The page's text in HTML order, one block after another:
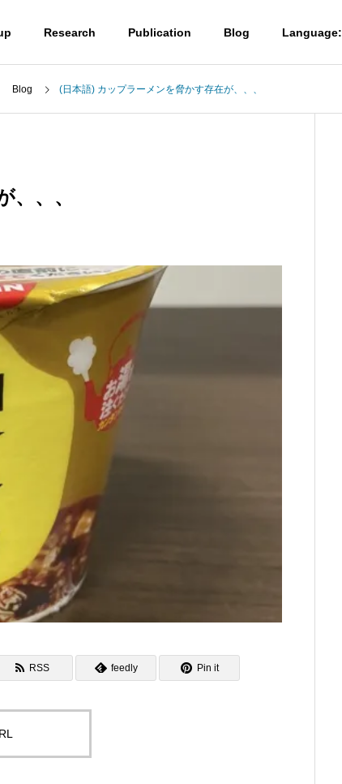
Research Publication Blog Language:
Access
アクセス
Destroying molecules
イ2026
(日本語) UBE学術振興財団第6
6回奨励賞贈呈式に参加しまし
た
Blog (日本語) カップラーメンを脅かす存在が、、、
、、
RSS feedly Pin it